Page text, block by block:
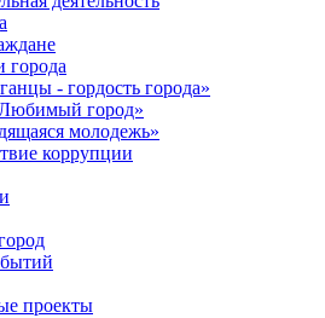
города
- гордость города»
город»
молодежь»
коррупции
проекты